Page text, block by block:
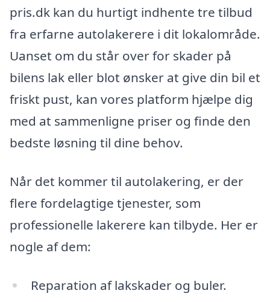
pris.dk kan du hurtigt indhente tre tilbud
fra erfarne autolakerere i dit lokalområde.
Uanset om du står over for skader på
bilens lak eller blot ønsker at give din bil et
friskt pust, kan vores platform hjælpe dig
med at sammenligne priser og finde den
bedste løsning til dine behov.
Når det kommer til autolakering, er der
flere fordelagtige tjenester, som
professionelle lakerere kan tilbyde. Her er
nogle af dem:
Reparation af lakskader og buler.